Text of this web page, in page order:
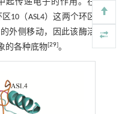
起传递电子的作用。在
10（ASL4）这两个环区
外侧移动，因此该酶活
的各种底物[29]。